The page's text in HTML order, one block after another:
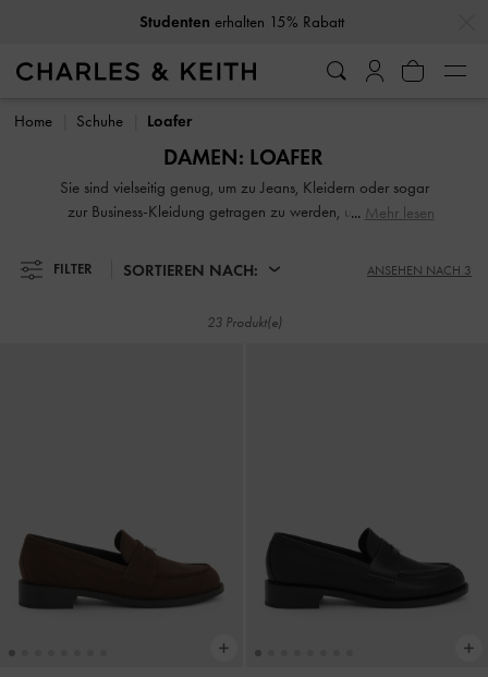
Studenten erhalten 15% Rabatt
Studentenerhalten 15% Rabatt
Home Schuhe Loafer
DAMEN: LOAFER
Sie sind vielseitig genug, um zu Jeans, Kleidern oder sogar
zur Business-Kleidung getragen zu werden, und sind ein
und Plateau-Loafern bis hin zu Slingback-Loafern und
klobigen Loafern – unser umfangreiches Sortiment wird Sie
Arbeitsplatz zum Standard gehören, sind unsere formellen
Mehr lesen
FILTER SORTIEREN NACH: ANSEHEN NACH 3
23 Produkt(e)